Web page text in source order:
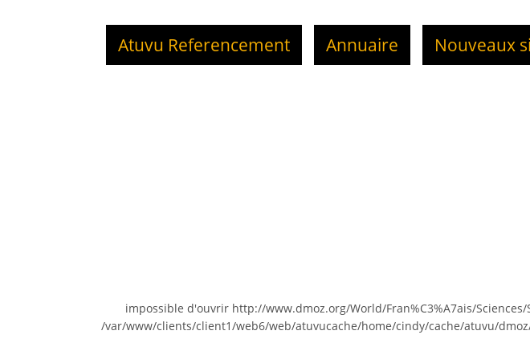
Atuvu Referencement Annuaire Nouveaux
impossible d'ouvrir http://www.dmoz.org/World/Fran%C3%A7ais/
/var/www/clients/client1/web6/web/atuvucache/home/cindy/cache/atuvu/